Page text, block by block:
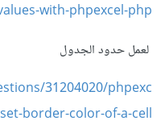
with-phpexcel-php
لعمل حدود الجدول
31204020/phpexc
border-color-of-a-cell